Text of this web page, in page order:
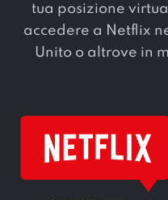
tua posizione
accedere a Netflix
Unito o altrove in